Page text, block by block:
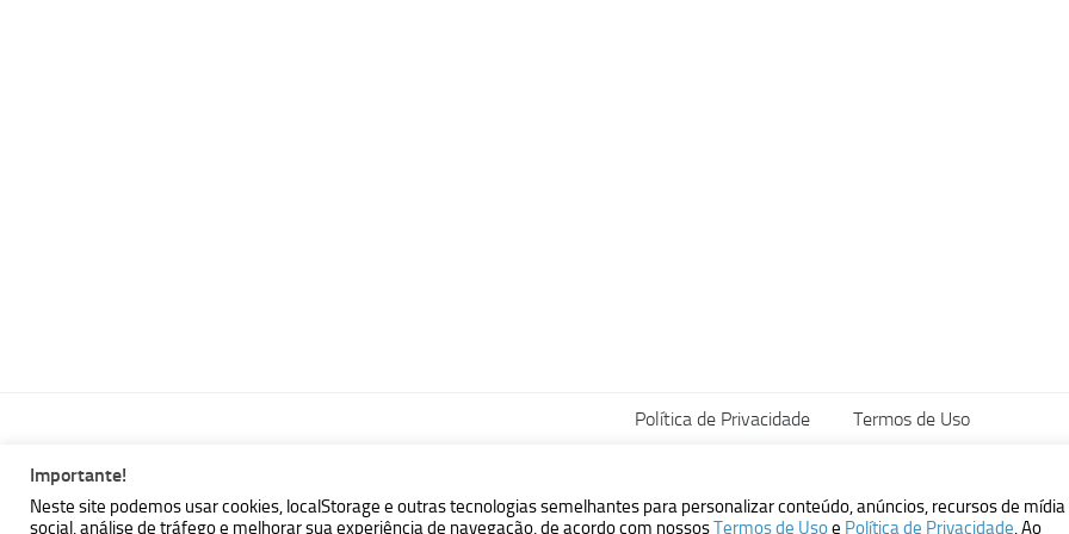
Política de Privacidade Termos de Uso
MBallem | Programando com Java © 2026. Todos Direitos Reservados.
Powered by - Designed with theHueman theme
Importante!
Neste site podemos usar cookies, localStorage e outras tecnologias semelhantes para personalizar conteúdo, anúncios, recursos de mídia
social, análise de tráfego e melhorar sua experiência de navegação, de acordo com nossosTermos de Usoe Política de Privacidade. Ao